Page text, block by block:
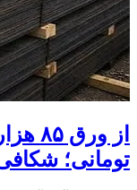
تومانی؛